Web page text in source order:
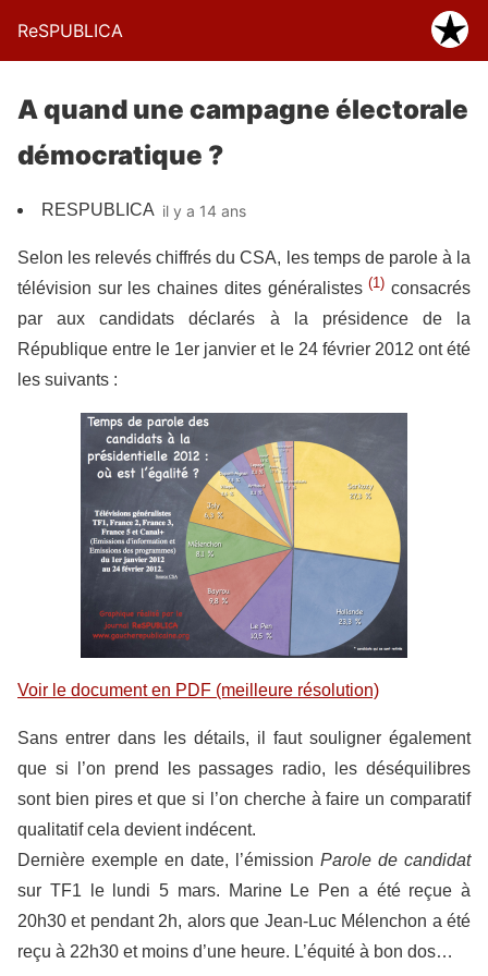
ReSPUBLICA
A quand une campagne électorale
démocratique ?
RESPUBLICA il y a 14 ans
Selon les relevés chiffrés du CSA, les temps de parole à la
télévision sur les chaines dites généralistes(1) consacrés
par aux candidats déclarés à la présidence de la
République entre le 1er janvier et le 24 février 2012 ont été
les suivants :
Voir le document en PDF (meilleure résolution)
Sans entrer dans les détails, il faut souligner également
que si l’on prend les passages radio, les déséquilibres
sont bien pires et que si l’on cherche à faire un comparatif
qualitatif cela devient indécent.
Dernière exemple en date, l’émission Parole de candidat
sur TF1 le lundi 5 mars. Marine Le Pen a été reçue à
20h30 et pendant 2h, alors que Jean-Luc Mélenchon a été
reçu à 22h30 et moins d’une heure. L’équité à bon dos…